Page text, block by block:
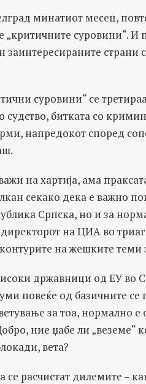
минатиот месец,
„критичните суровини“. И
страни
суровини“ се
битката со
напредокот според
на хартија, ама
секако дека е важно
Српска, но и за
на ЦИА во
на жешките теми
државници од ЕУ во
повеќе од базичните се
за тоа, нормално е
ние џабе ли
вета?
расчистат дилемите –